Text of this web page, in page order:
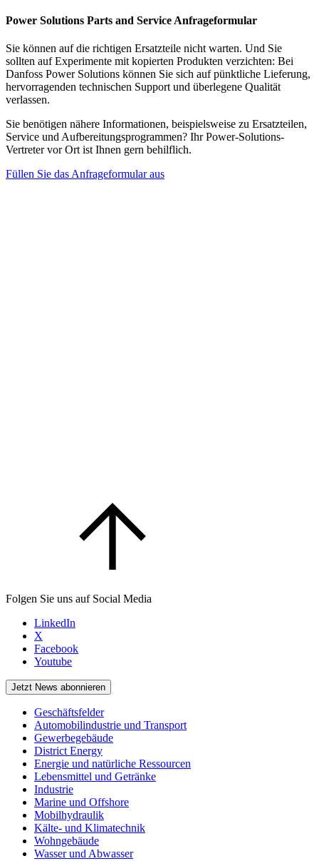
Power Solutions Parts and Service Anfrageformular
Sie können auf die richtigen Ersatzteile nicht warten. Und Sie
sollten auf Experimente mit kopierten Produkten verzichten: Bei
Danfoss Power Solutions können Sie sich auf pünktliche Lieferung,
hervorragenden technischen Support und überlegene Qualität
verlassen.
Sie benötigen nähere Informationen, beispielsweise zu Ersatzteilen,
Service und Aufbereitungsprogrammen? Ihr Power-Solutions-
Vertreter vor Ort ist Ihnen gern behilflich.
Füllen Sie das Anfrageformular aus
Folgen Sie uns auf Social Media
LinkedIn
X
Facebook
Youtube
Jetzt News abonnieren
Geschäftsfelder
Automobilindustrie und Transport
Gewerbegebäude
District Energy
Energie und natürliche Ressourcen
Lebensmittel und Getränke
Industrie
Marine und Offshore
Mobilhydraulik
Kälte- und Klimatechnik
Wohngebäude
Wasser und Abwasser